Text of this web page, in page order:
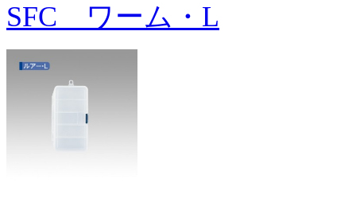
SFC ワーム・L